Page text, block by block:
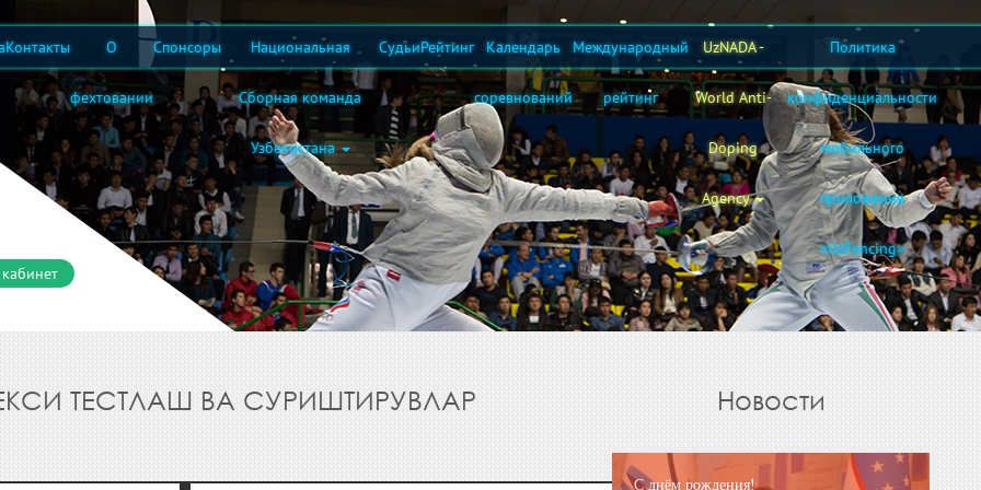
Контакты О
фехтовании
Спонсоры Национальная
Сборная команда
Узбекистана
СудьиРейтинг Календарь
соревнований
Международный
рейтинг
UzNADA -
World Anti-
Doping
Agency
Политика
конфиденциальности
мобильного
приложения
«UzFencing»
ТЕСТЛАШ ВА СУРИШТИРУВЛАР Новости
С днём рождения!